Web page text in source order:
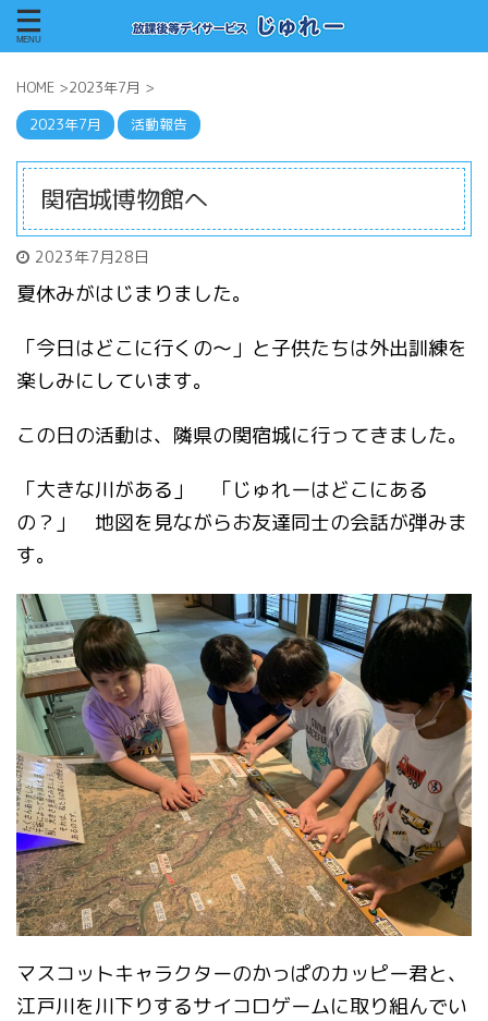
HOME >2023年7月 >
2023年7月
活動報告
関宿城博物館へ
2023年7月28日
夏休みがはじまりました。
「今日はどこに行くの～」と子供たちは外出訓練を
楽しみにしています。
この日の活動は、隣県の関宿城に行ってきました。
「大きな川がある」 「じゅれーはどこにある
の？」 地図を見ながらお友達同士の会話が弾みま
す。
マスコットキャラクターのかっぱのカッピー君と、
江戸川を川下りするサイコロゲームに取り組んでい